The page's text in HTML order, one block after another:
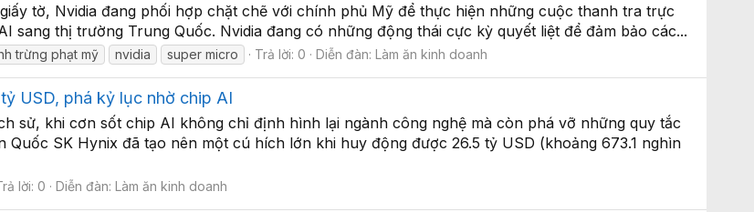
tờ, Nvidia đang phối hợp chặt chẽ với chính phủ Mỹ để thực hiện những cuộc thanh tra trực
thị trường Trung Quốc. Nvidia đang có những động thái cực kỳ quyết liệt để đảm bảo các...
trừng phạt mỹ nvidia super micro Trả lời: 0 Diễn đàn:Làm ăn kinh doanh
USD, phá kỷ lục nhờ chip AI
sử, khi cơn sốt chip AI không chỉ định hình lại ngành công nghệ mà còn phá vỡ những quy tắc
SK Hynix đã tạo nên một cú hích lớn khi huy động được 26.5 tỷ USD (khoảng 673.1 nghìn
lời: 0 Diễn đàn:Làm ăn kinh doanh